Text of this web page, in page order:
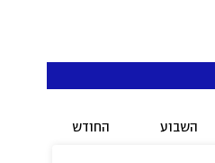
השבוע החודש